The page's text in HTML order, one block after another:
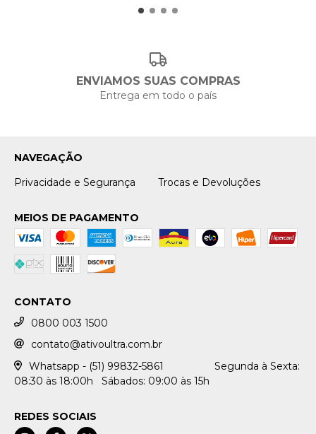
ENVIAMOS SUAS COMPRAS
Entrega em todo o país
NAVEGAÇÃO
Privacidade e Segurança
Trocas e Devoluções
MEIOS DE PAGAMENTO
CONTATO
0800 003 1500
contato@ativoultra.com.br
Whatsapp - (51) 99832-5861‎ ‎ ‎ ‎ ‎ ‎ ‎ ‎ ‎ ‎ ‎ ‎ ‎ ‎ ‎ ‎ ‎ ‎ ‎Segunda à Sexta:
08:30 às 18:00h‎ ‎ ‎ Sábados: 09:00 às 15h‎ ‎ ‎ ‎‎ ‎ ‎ ‎
REDES SOCIAIS